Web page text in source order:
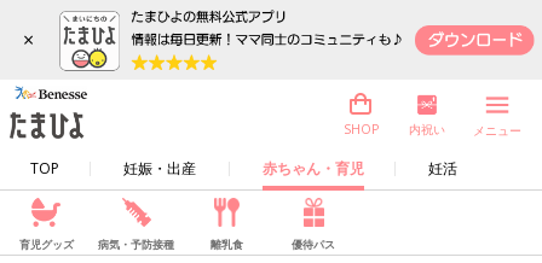
×
TOP 妊娠・出産 赤ちゃん・育児 妊活
SHOP 内祝い メニュー
育児グッズ 病気・予防接種 離乳食 優待パス